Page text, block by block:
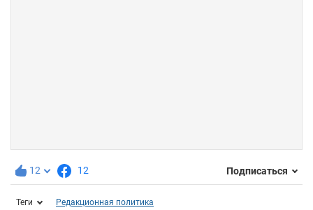
12 12 Подписаться
Теги Редакционная политика